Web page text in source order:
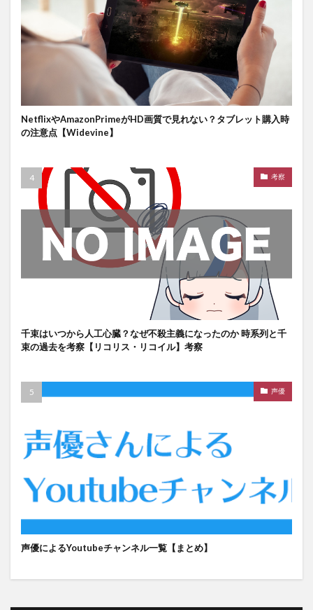
NetflixやAmazonPrimeがHD画質で見れない？タブレット購入時
の注意点【Widevine】
考察
千束はいつから人工心臓？なぜ不殺主義になったのか 時系列と千
束の過去を考察【リコリス・リコイル】考察
声優
声優によるYoutubeチャンネル一覧【まとめ】